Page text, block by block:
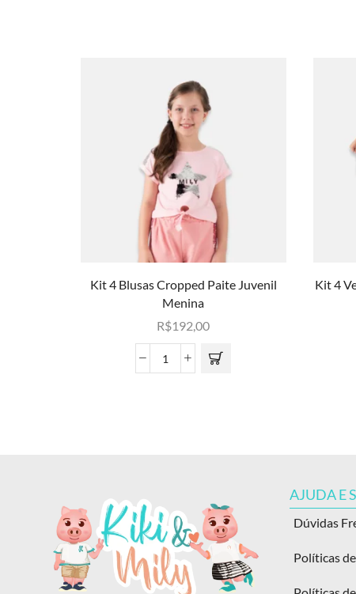
Kit 4 Blusas Cropped Paite Juvenil
Menina
R$192,00
Kit 4
AJUDA E
Dúvidas
Políticas